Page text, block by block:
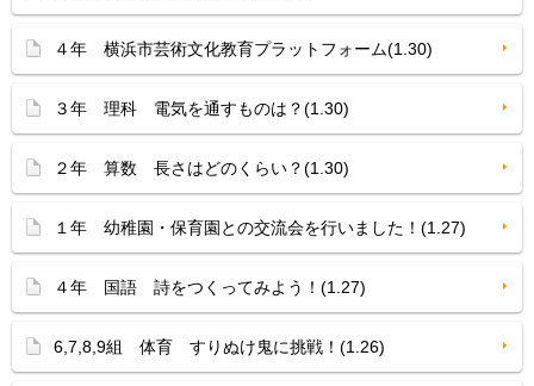
４年 横浜市芸術文化教育プラットフォーム(1.30)
３年 理科 電気を通すものは？(1.30)
２年 算数 長さはどのくらい？(1.30)
１年 幼稚園・保育園との交流会を行いました！(1.27)
４年 国語 詩をつくってみよう！(1.27)
6,7,8,9組 体育 すりぬけ鬼に挑戦！(1.26)